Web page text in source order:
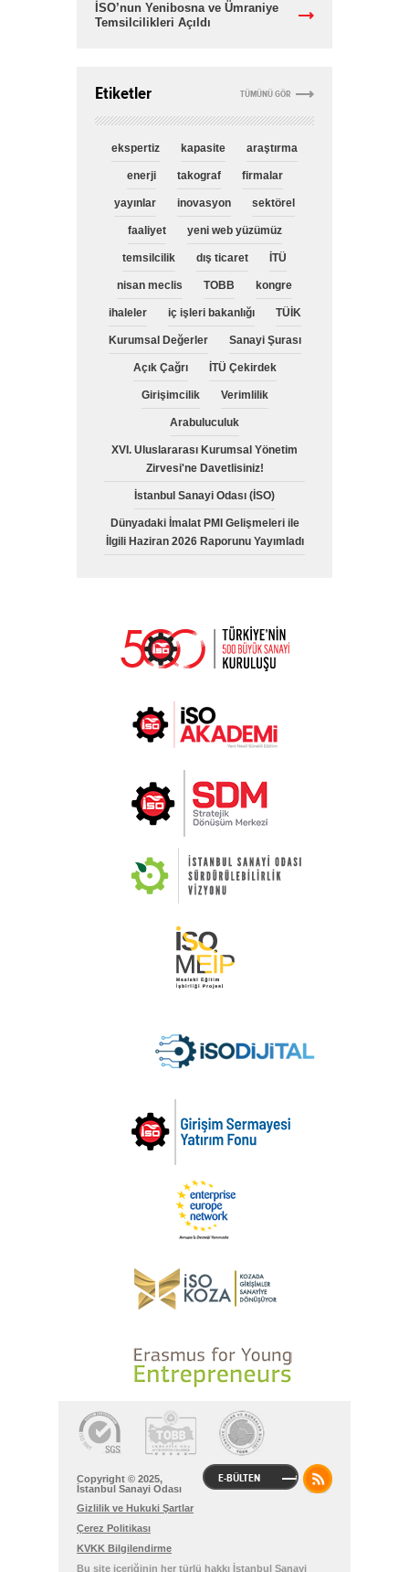
İSO’nun Yenibosna ve Ümraniye
Temsilcilikleri Açıldı
TÜMÜNÜ GÖR
Etiketler
ekspertiz kapasite araştırma
enerji takograf firmalar
yayınlar inovasyon sektörel
faaliyet yeni web yüzümüz
temsilcilik dış ticaret İTÜ
nisan meclis TOBB kongre
ihaleler iç işleri bakanlığı TÜİK
Kurumsal Değerler Sanayi Şurası
Açık Çağrı İTÜ Çekirdek
Girişimcilik Verimlilik
Arabuluculuk
XVI. Uluslararası Kurumsal Yönetim
Zirvesi'ne Davetlisiniz!
İstanbul Sanayi Odası (İSO)
Dünyadaki İmalat PMI Gelişmeleri ile
İlgili Haziran 2026 Raporunu Yayımladı
E-BÜLTEN
Copyright © 2025,
İstanbul Sanayi Odası
Gizlilik ve Hukuki Şartlar
Çerez Politikası
KVKK Bilgilendirme
Bu site içeriğinin her türlü hakkı İstanbul Sanayi